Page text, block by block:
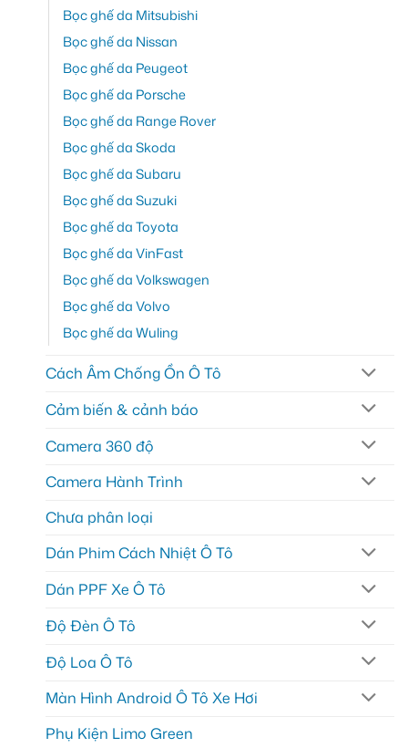
Bọc ghế da Mitsubishi
Bọc ghế da Nissan
Bọc ghế da Peugeot
Bọc ghế da Porsche
Bọc ghế da Range Rover
Bọc ghế da Skoda
Bọc ghế da Subaru
Bọc ghế da Suzuki
Bọc ghế da Toyota
Bọc ghế da VinFast
Bọc ghế da Volkswagen
Bọc ghế da Volvo
Bọc ghế da Wuling
Cách Âm Chống Ồn Ô Tô
Cảm biến & cảnh báo
Camera 360 độ
Camera Hành Trình
Chưa phân loại
Dán Phim Cách Nhiệt Ô Tô
Dán PPF Xe Ô Tô
Độ Đèn Ô Tô
Độ Loa Ô Tô
Màn Hình Android Ô Tô Xe Hơi
Phụ Kiện Limo Green